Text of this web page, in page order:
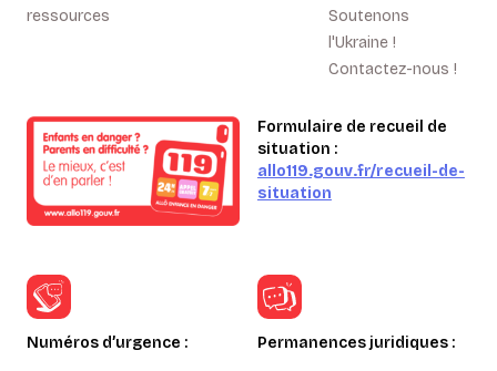
ressources
Soutenons
l'Ukraine !
Contactez-nous !
Formulaire de recueil de
situation :
allo119.gouv.fr/recueil-de-
situation
Numéros d’urgence : Permanences juridiques :